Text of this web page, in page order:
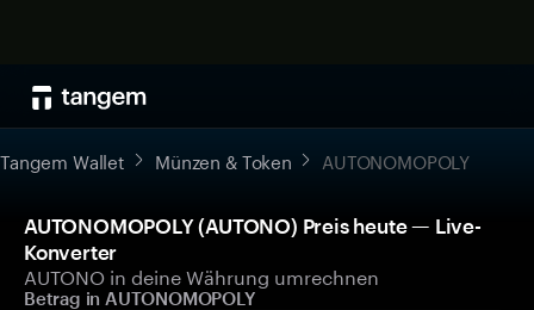
Tangem Wallet Münzen & Token AUTONOMOPOLY
AUTONOMOPOLY (AUTONO) Preis heute — Live-
Konverter
AUTONO in deine Währung umrechnen
Betrag in AUTONOMOPOLY